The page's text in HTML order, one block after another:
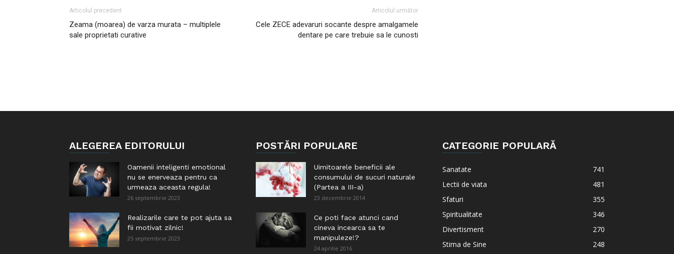
Articolul precedent
Zeama (moarea) de varza murata – multiplele
sale proprietati curative
Articolul următor
Cele ZECE adevaruri socante despre amalgamele
dentare pe care trebuie sa le cunosti
ALEGEREA EDITORULUI
Oamenii inteligenti emotional
nu se enerveaza pentru ca
urmeaza aceasta regula!
26 septembrie 2023
Realizarile care te pot ajuta sa
fii motivat zilnic!
25 septembrie 2023
POSTĂRI POPULARE
Uimitoarele beneficii ale
consumului de sucuri naturale
(Partea a III-a)
23 decembrie 2014
Ce poti face atunci cand
cineva incearca sa te
manipuleze!?
24 aprilie 2016
CATEGORIE POPULARĂ
Sanatate
741
Lectii de viata
481
Sfaturi
355
Spiritualitate
346
Divertisment
270
Stima de Sine
248